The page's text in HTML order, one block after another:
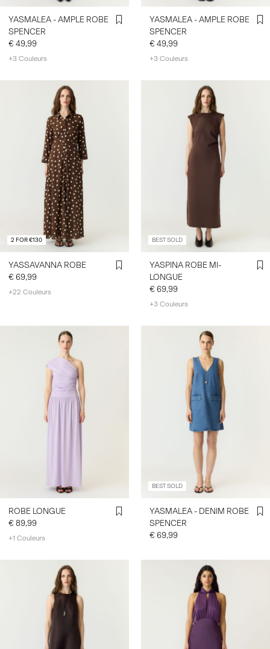
YASMALEA - AMPLE ROBE
SPENCER
€ 49,99
+3 Couleurs
YASMALEA - AMPLE ROBE
SPENCER
€ 49,99
+3 Couleurs
2 FOR €130
YASSAVANNA ROBE
€ 69,99
+22 Couleurs
BEST SOLD
YASPINA ROBE MI-
LONGUE
€ 69,99
+3 Couleurs
ROBE LONGUE
€ 89,99
+1 Couleurs
BEST SOLD
YASMALEA - DENIM ROBE
SPENCER
€ 69,99